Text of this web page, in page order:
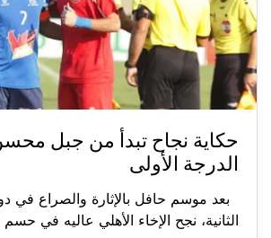
حكاية نجاح تبدأ من جبل
الدرجة الأولى
بعد موسم حافل بالإثارة والصراع في
الثانية، نجح الإخاء الأهلي عاليه في حسم